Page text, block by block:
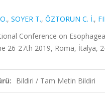
, SOYER T., ÖZTORUN C. İ.,
Conference on
26-27th 2019, Roma, İtalya,
Bildiri / Tam Metin Bildiri